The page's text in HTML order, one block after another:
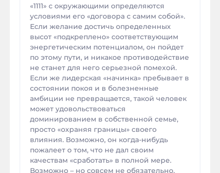
«1111» с окружающими определяются
условиями его «договора с самим собой».
Если желание достичь определенных
высот «подкреплено» соответствующим
энергетическим потенциалом, он пойдет
по этому пути, и никакое противодействие
не станет для него серьезной помехой.
Если же лидерская «начинка» пребывает в
состоянии покоя и в болезненные
амбиции не превращается, такой человек
может удовольствоваться
доминированием в собственной семье,
просто «охраняя границы» своего
влияния. Возможно, он когда-нибудь
пожалеет о том, что не дал своим
качествам «сработать» в полной мере.
Возможно – но совсем не обязательно.